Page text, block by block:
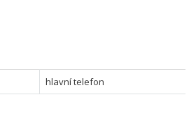
hlavní telefon